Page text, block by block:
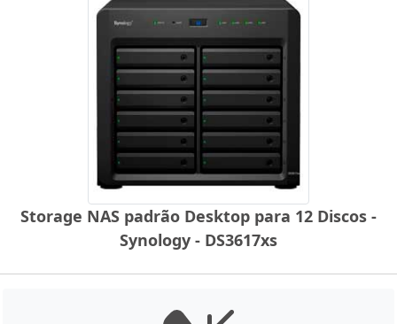
Storage NAS padrão Desktop para 12 Discos -
Synology - DS3617xs